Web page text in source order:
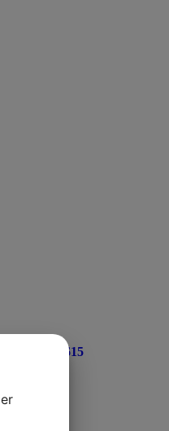
SUB 615